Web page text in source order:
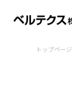
トップページ